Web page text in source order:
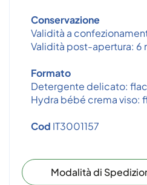
Conservazione
Validità a
Validità post-apertura: 6
Formato
Detergente delicato:
Hydra bébé crema viso:
Cod IT3001157
Modalità di